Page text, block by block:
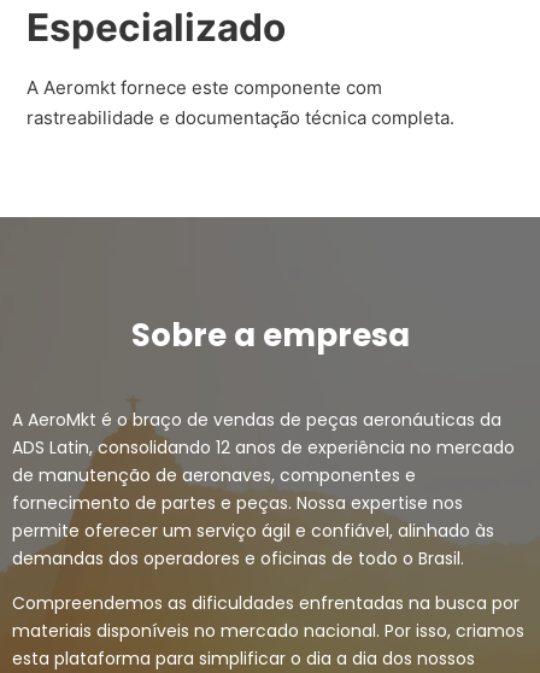
Especializado
A Aeromkt fornece este componente com
rastreabilidade e documentação técnica completa.
Sobre a empresa
A AeroMkt é o braço de vendas de peças aeronáuticas da
ADS Latin, consolidando 12 anos de experiência no mercado
de manutenção de aeronaves, componentes e
fornecimento de partes e peças. Nossa expertise nos
permite oferecer um serviço ágil e confiável, alinhado às
demandas dos operadores e oficinas de todo o Brasil.
Compreendemos as dificuldades enfrentadas na busca por
materiais disponíveis no mercado nacional. Por isso, criamos
esta plataforma para simplificar o dia a dia dos nossos